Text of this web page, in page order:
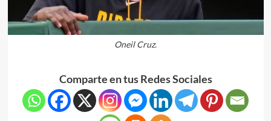
Oneil Cruz.
Comparte en tus Redes Sociales